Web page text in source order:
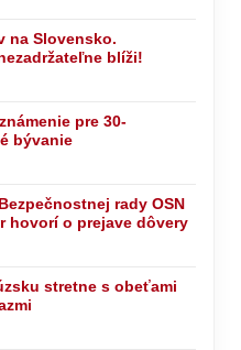
na Slovensko.
blíži!
pre 30-
bývanie
rady OSN
hovorí o prejave dôvery
stretne s obeťami